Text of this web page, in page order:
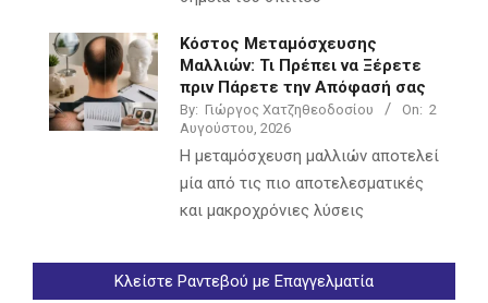
Κόστος Μεταμόσχευσης
Μαλλιών: Τι Πρέπει να Ξέρετε
πριν Πάρετε την Απόφασή σας
By: Γιώργος Χατζηθεοδοσίου On: 2
Αυγούστου, 2026
Η μεταμόσχευση μαλλιών αποτελεί
μία από τις πιο αποτελεσματικές
και μακροχρόνιες λύσεις
Κλείστε Ραντεβού με Επαγγελματία